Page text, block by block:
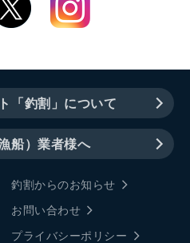
「釣割」について
船）業者様へ
釣割からのお知らせ
お問い合わせ
プライバシーポリシー